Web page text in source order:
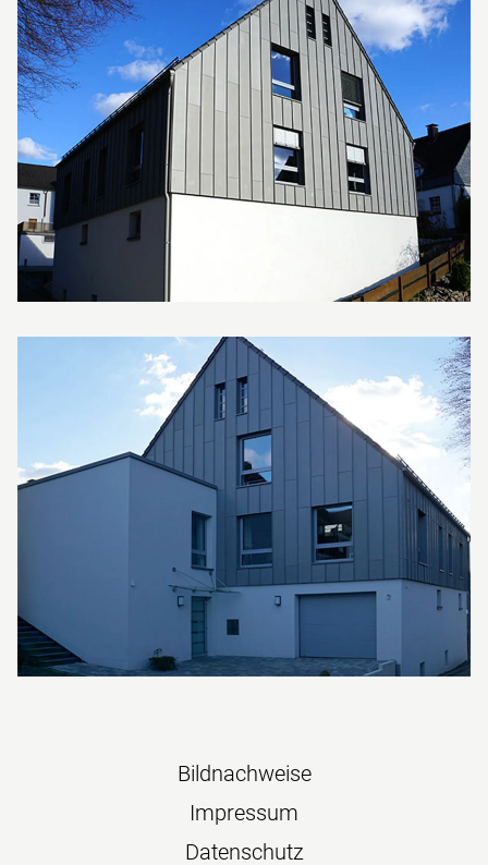
Navigation
überspringen
Bildnachweise
Impressum
Datenschutz